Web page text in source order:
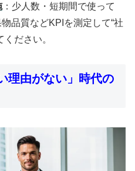
：少人数・短期間で使って
品質などKPIを測定して“社
ださい。
理由がない」時代の